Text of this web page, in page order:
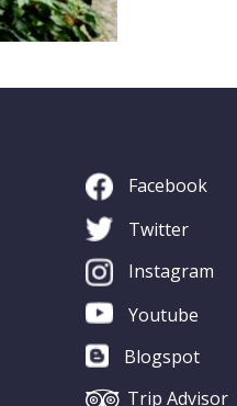
Facebook
Twitter
Instagram
Youtube
Blogspot
Trip Advisor